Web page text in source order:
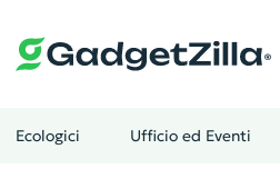
Ecologici Ufficio ed Eventi